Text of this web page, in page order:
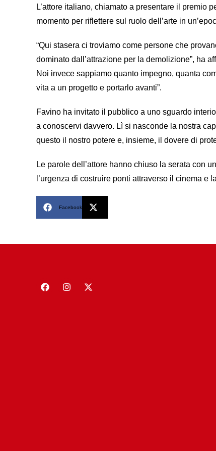
L’attore italiano, chiamato a presentare il premio
momento per riflettere sul ruolo dell’arte in
“Qui stasera ci troviamo come persone che
dominato dall’attrazione per la demolizione”, ha
Noi invece sappiamo quanto impegno, quanta
vita a un progetto e portarlo avanti”.
Favino ha invitato il pubblico a uno sguardo
a conoscervi davvero. Lì si nasconde la nostra
questo il nostro potere e, insieme, il dovere di
Le parole dell’attore hanno chiuso la serata con
l’urgenza di costruire ponti attraverso il cinema e
Facebook